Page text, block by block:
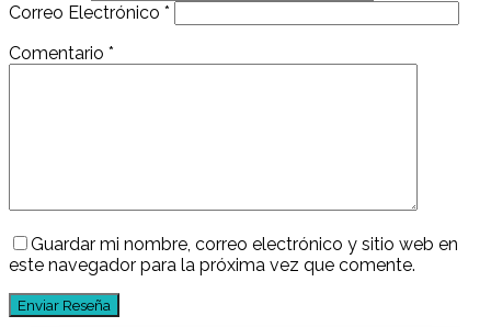
Correo Electrónico *
Comentario *
Guardar mi nombre, correo electrónico y sitio web en
este navegador para la próxima vez que comente.